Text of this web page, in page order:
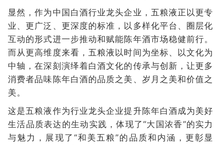
显然，作为中国白酒行业龙头企业，五粮液正以更专
业、更广泛、更深度的标准，以多样化平台、圈层化
互动的形式进一步推动和赋能陈年酒市场稳健前行。
而从更高维度来看，五粮液以时间为坐标、以文化为
中轴，在深刻演绎着白酒文化的传承与创新，让更多
消费者品味陈年白酒的品质之美、岁月之美和价值之
美。
这是五粮液作为行业龙头企业提升陈年白酒成为美好
生活品质表达的生动实践，体现了“大国浓香”的实力
与魅力，展现了“和美五粮”的品质和内涵，更彰显